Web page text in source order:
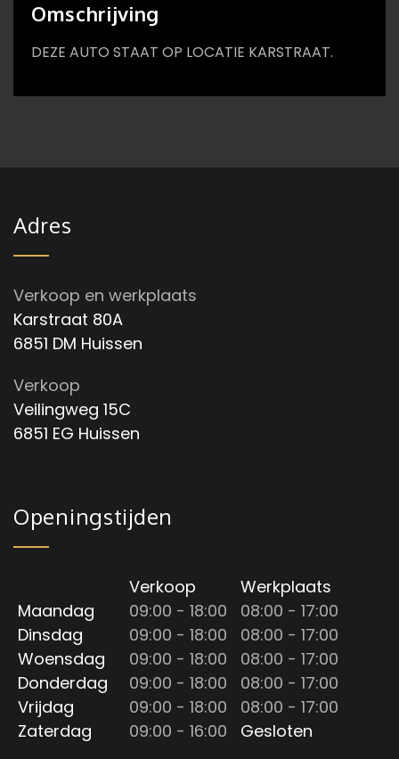
Omschrijving
DEZE AUTO STAAT OP LOCATIE KARSTRAAT.
Adres
Verkoop en werkplaats
Karstraat 80A
6851 DM Huissen
Verkoop
Veilingweg 15C
6851 EG Huissen
Openingstijden
Verkoop
Werkplaats
Maandag
09:00 - 18:00
08:00 - 17:00
Dinsdag
09:00 - 18:00
08:00 - 17:00
Woensdag
09:00 - 18:00
08:00 - 17:00
Donderdag
09:00 - 18:00
08:00 - 17:00
Vrijdag
09:00 - 18:00
08:00 - 17:00
Zaterdag
09:00 - 16:00 Gesloten